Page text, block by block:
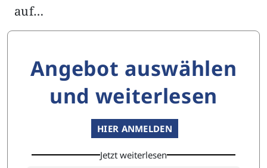
auf…
Angebot auswählen
und weiterlesen
HIER ANMELDEN
Jetzt weiterlesen